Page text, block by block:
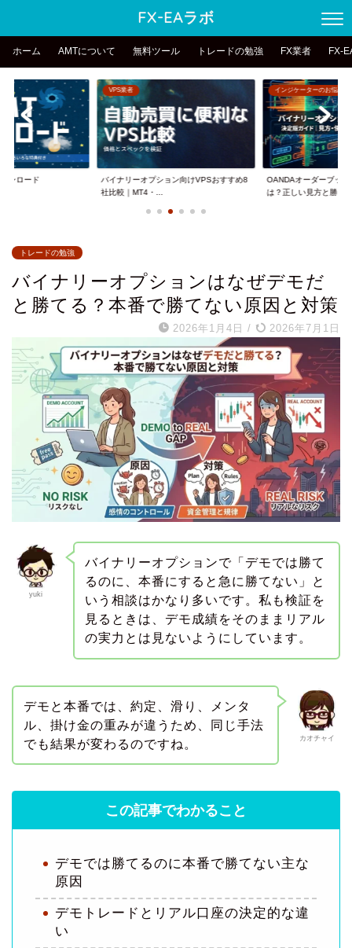
FX-EAラボ
ホーム AMTについて 無料ツール トレードの勉強 FX業者 FX-
ンロード
VPS業者
バイナリーオプション向けVPSおすすめ8
社比較｜MT4・...
インジケーターのお悩み
OANDAオーダーブッ
は？正しい見方と勝...
トレードの勉強
バイナリーオプションはなぜデモだ
と勝てる？本番で勝てない原因と対策
2026年1月4日 / 2026年7月1日
yuki
バイナリーオプションで「デモでは勝て
るのに、本番にすると急に勝てない」と
いう相談はかなり多いです。私も検証を
見るときは、デモ成績をそのままリアル
の実力とは見ないようにしています。
カオチャイ
デモと本番では、約定、滑り、メンタ
ル、掛け金の重みが違うため、同じ手法
でも結果が変わるのですね。
この記事でわかること
デモでは勝てるのに本番で勝てない主な
原因
デモトレードとリアル口座の決定的な違
い